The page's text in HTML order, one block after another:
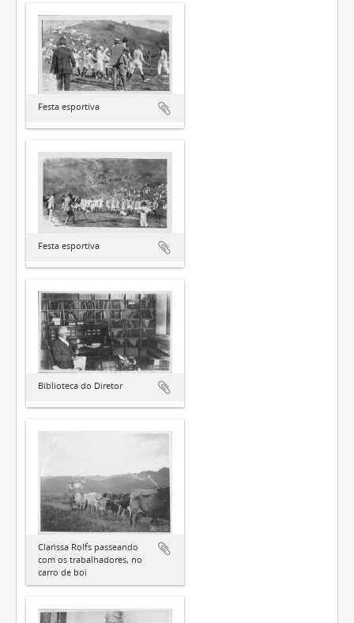
Festa esportiva
Festa esportiva
Biblioteca do Diretor
Clarissa Rolfs passeando
com os trabalhadores, no
carro de boi